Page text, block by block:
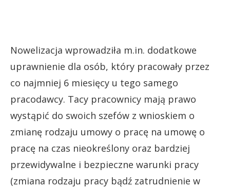
Nowelizacja wprowadziła m.in. dodatkowe
uprawnienie dla osób, który pracowały przez
co najmniej 6 miesięcy u tego samego
pracodawcy. Tacy pracownicy mają prawo
wystąpić do swoich szefów z wnioskiem o
zmianę rodzaju umowy o pracę na umowę o
pracę na czas nieokreślony oraz bardziej
przewidywalne i bezpieczne warunki pracy
(zmiana rodzaju pracy bądź zatrudnienie w